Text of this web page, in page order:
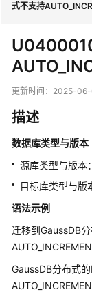
动
产
品
介
绍
快
速
入
用
户
指
式不支持
更新时间： 2025-
描述
数据库类型与版本
源库类型与版本
目标库类型与版
语法示例
迁移到GaussDB
GaussDB分布式